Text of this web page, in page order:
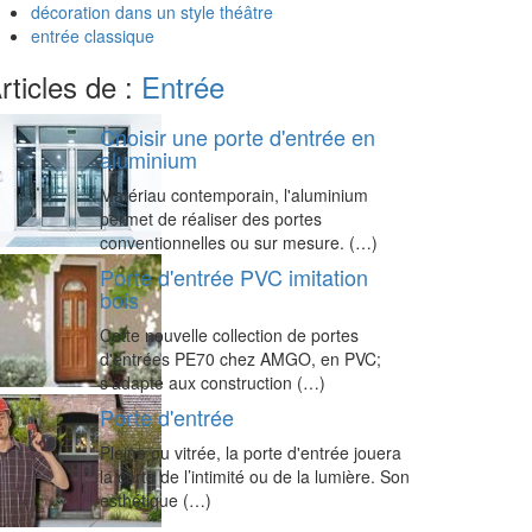
décoration dans un style théâtre
entrée classique
de : Entrée
Choisir une porte d'entrée en
aluminium
Matériau contemporain, l'aluminium
permet de réaliser des portes
conventionnelles ou sur mesure. (…)
Porte d'entrée PVC imitation
bois
Cette nouvelle collection de portes
d'entrées PE70 chez AMGO, en PVC;
s'adapte aux construction (…)
Porte d'entrée
Pleine ou vitrée, la porte d'entrée jouera
la carte de l’intimité ou de la lumière. Son
esthétique (…)